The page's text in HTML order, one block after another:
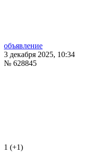
объявление
3 декабря 2025, 10:34
№ 628845
1 (+1)